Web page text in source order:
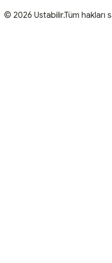
© 2026 Ustabilir.Tüm hakları